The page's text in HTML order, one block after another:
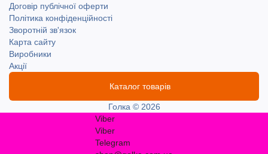
Договір публічної оферти
Політика конфіденційності
Зворотній зв'язок
Карта сайту
Виробники
Акції
Каталог товарів
Голка © 2026
Viber
Viber
Telegram